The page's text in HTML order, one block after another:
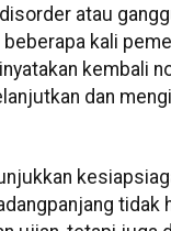
atau
kali
kembali
dan
tidak